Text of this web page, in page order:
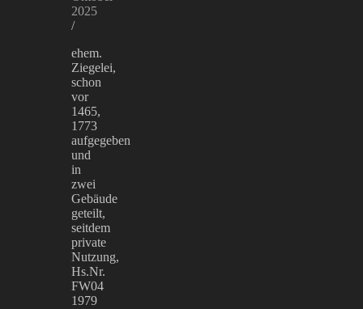
2025
/
ehem.
Ziegelei,
schon
vor
1465,
1773
aufgegeben
und
in
zwei
Gebäude
geteilt,
seitdem
private
Nutzung,
Hs.Nr.
FW04
1979